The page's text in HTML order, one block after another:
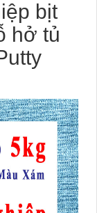
bịt
hở tủ